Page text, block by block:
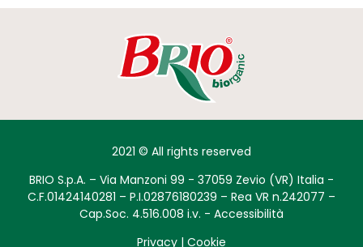
2021 © All rights reserved
BRIO S.p.A. – Via Manzoni 99 - 37059 Zevio (VR) Italia -
C.F.01424140281 – P.I.02876180239 – Rea VR n.242077 –
Cap.Soc. 4.516.008 i.v. - Accessibilità
Privacy | Cookie